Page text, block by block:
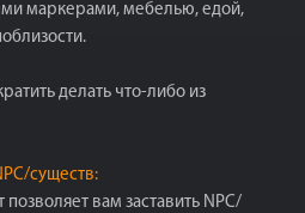
маркерами, мебелью, едой,
делать что-либо из
существ:
вам заставить NPC/